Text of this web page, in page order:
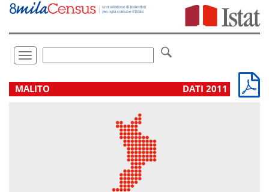
Vai
direttamente
Toggle
navigation
.
MALITO DATI 2011